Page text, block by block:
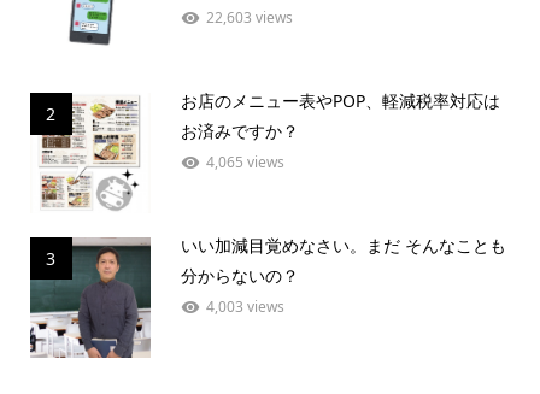
22,603 views
2
お店のメニュー表やPOP、軽減税率対応は
お済みですか？
4,065 views
3
いい加減目覚めなさい。まだ そんなことも
分からないの？
4,003 views